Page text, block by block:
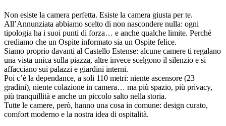
Non esiste la camera perfetta. Esiste la camera giusta per te.
All’Annunziata abbiamo scelto di non nascondere nulla: ogni
tipologia ha i suoi punti di forza… e anche qualche limite. Perché
crediamo che un Ospite informato sia un Ospite felice.
Siamo proprio davanti al Castello Estense: alcune camere ti regalano
una vista unica sulla piazza, altre invece scelgono il silenzio e si
affacciano sui palazzi e giardini interni.
Poi c’è la dependance, a soli 110 metri: niente ascensore (23
gradini), niente colazione in camera… ma più spazio, più privacy,
più tranquillità e anche un piccolo salto nella storia.
Tutte le camere, però, hanno una cosa in comune: design curato,
comfort moderno e la nostra idea di ospitalità.